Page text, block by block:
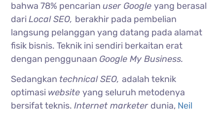
bahwa 78% pencarianuser Googleyang berasal
dariLocal SEO, berakhir pada pembelian
langsung pelanggan yang datang pada alamat
fisik bisnis. Teknik ini sendiri berkaitan erat
dengan penggunaan Google My Business.
Sedangkan technical SEO,adalah teknik
optimasi websiteyang seluruh metodenya
bersifat teknis.Internet marketer dunia, Neil